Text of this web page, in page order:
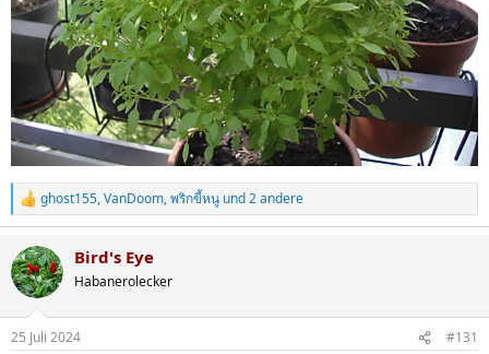
R
e
k
t
i
e
ghost155,VanDoom,พริกขี้หนู und 2 andere
Bird's Eye
Habanerolecker
25 Juli 2024 #131